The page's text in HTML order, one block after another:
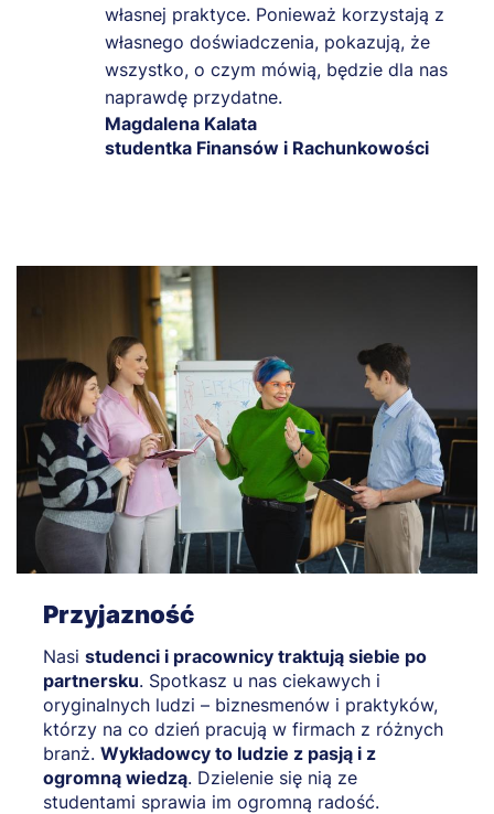
własnej praktyce. Ponieważ korzystają z
własnego doświadczenia, pokazują, że
wszystko, o czym mówią, będzie dla nas
naprawdę przydatne.
Magdalena Kalata
studentka Finansów i Rachunkowości
Przyjazność
Nasi studenci i pracownicy traktują siebie po
partnersku. Spotkasz u nas ciekawych i
oryginalnych ludzi – biznesmenów i praktyków,
którzy na co dzień pracują w firmach z różnych
branż. Wykładowcy to ludzie z pasją i z
ogromną wiedzą. Dzielenie się nią ze
studentami sprawia im ogromną radość.